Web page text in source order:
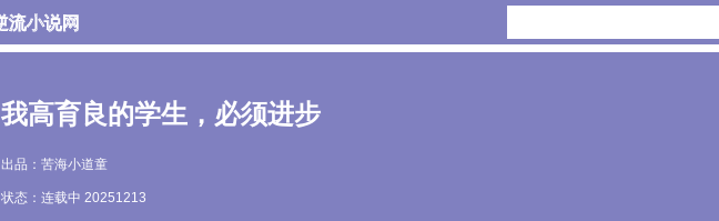
我高育良的学生，必须进步
出品：苦海小道童
状态：连载中 20251213